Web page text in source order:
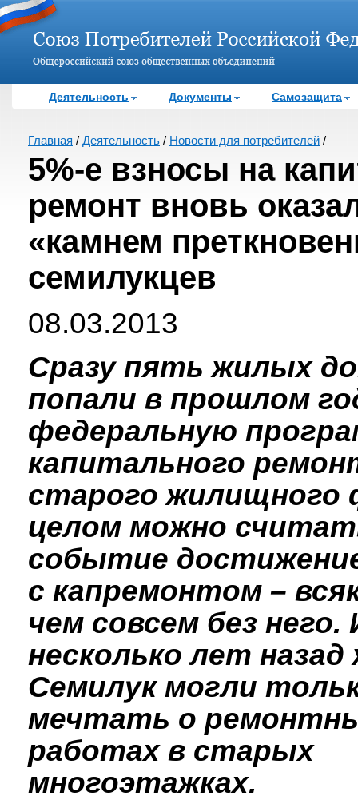
Деятельность Документы Самозащита
Главная / Деятельность / Новости для потребителей /
5%-е взносы на
ремонт вновь
«камнем
семилукцев
08.03.2013
Сразу пять жилых
попали в прошлом
федеральную
капитального
старого жилищного
целом можно
событие
с капремонтом –
чем совсем без него.
несколько лет
Семилук могли
мечтать о
работах в старых
многоэтажках.